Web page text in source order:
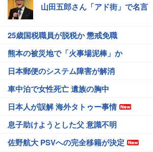
山田五郎さん「アド街」で名言
25歳国税職員が脱税か 懲戒免職
熊本の被災地で「火事場泥棒」か
日本郵便のシステム障害が解消
車中泊で女性死亡 遺族の胸中
日本人が誤解 海外タトゥー事情
息子助けようとした父 意識不明
佐野航大 PSVへの完全移籍が決定